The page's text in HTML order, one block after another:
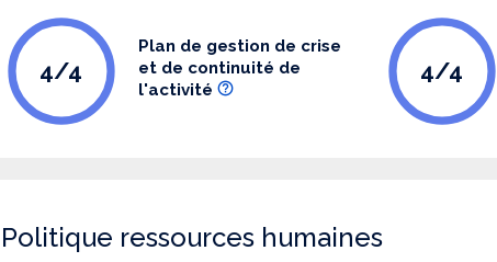
4/4
Plan de gestion de crise
et de continuité de
l'activité
4/4
Politique ressources humaines